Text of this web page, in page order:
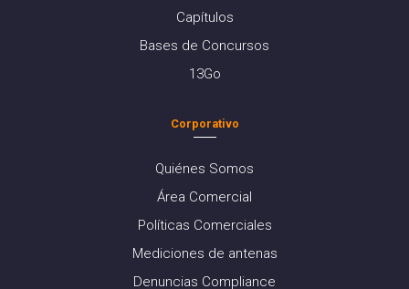
Capítulos
Bases de Concursos
13Go
Corporativo
Quiénes Somos
Área Comercial
Políticas Comerciales
Mediciones de antenas
Denuncias Compliance